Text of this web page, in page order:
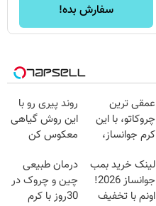
سفارش بده!
عمقی ترین
چروکاتو، با این
کرم جوانساز،
تخفیف سفارش
فوری)
روند پیری رو با
این روش گیاهی
معکوس کن
لینک خرید بمب
جوانساز 2026!
اونم با تخفیف
درمان طبیعی
چین و چروک در
30روز با کرم